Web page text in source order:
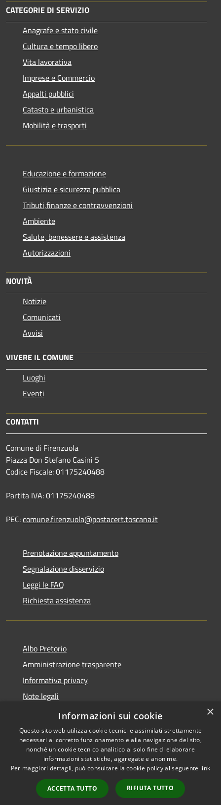
CATEGORIE DI SERVIZIO
Anagrafe e stato civile
Cultura e tempo libero
Vita lavorativa
Imprese e Commercio
Appalti pubblici
Catasto e urbanistica
Mobilità e trasporti
Educazione e formazione
Giustizia e sicurezza pubblica
Tributi,finanze e contravvenzioni
Ambiente
Salute, benessere e assistenza
Autorizzazioni
NOVITÀ
Notizie
Comunicati
Avvisi
VIVERE IL COMUNE
Luoghi
Eventi
CONTATTI
Comune di Firenzuola
Piazza Don Stefano Casini 5
Codice Fiscale: 01175240488
Partita IVA: 01175240488
PEC:comune.firenzuola@postacert.toscana.it
Prenotazione appuntamento
Segnalazione disservizio
Leggi le FAQ
Richiesta assistenza
Albo Pretorio
Amministrazione trasparente
Informativa privacy
Note legali
Dichiarazione di accessibilità
Accessibilità
Copyright © 2026 • Comune di
Firenzuola • Powered by
Municipium•
Accesso
redazione
×
Informazioni sui cookie
Questo sito web utilizza cookie tecnici e assimilati strettamente
necessari al corretto funzionamento e alla navigazione del sito,
nonché un cookie tecnico analitico al solo fine di elaborare
informazioni statistiche, aggregate e anonime.
Per maggiori dettagli, può consultare la cookie policy al seguente link
ACCETTA TUTTO RIFIUTA TUTTO